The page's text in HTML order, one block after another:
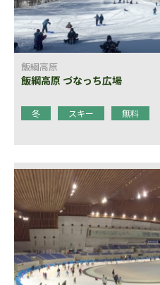
飯綱高原
飯綱高原 づなっち広場
冬 スキー 無料